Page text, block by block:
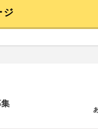
ジ